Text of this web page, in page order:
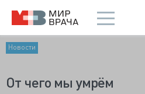
Новости
От чего мы умрём